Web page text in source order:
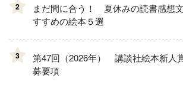
2
まだ間に合う！ 夏休みの読書感想
すすめの絵本５選
3
第47回（2026年） 講談社絵本新
募要項